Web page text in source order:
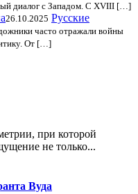
диалог с Западом. С XVIII […]
26.10.2025 Русские
часто отражали войны
От […]
при которой
не только...
Вуда